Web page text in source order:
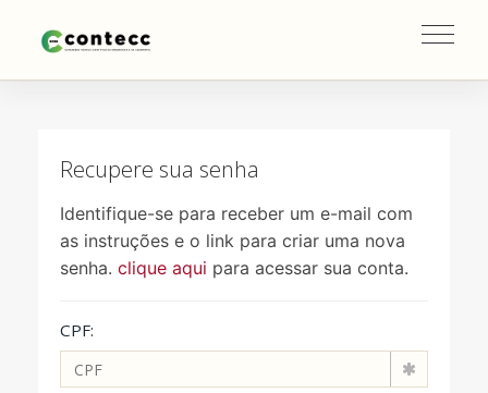
Recupere sua senha
Identifique-se para receber um e-mail com
as instruções e o link para criar uma nova
senha. clique aqui para acessar sua conta.
CPF: